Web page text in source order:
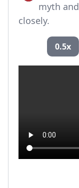
myth
closely.
0.5x